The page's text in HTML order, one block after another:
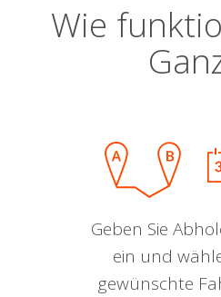
Wie
Geben Sie
ein und
gewünschte